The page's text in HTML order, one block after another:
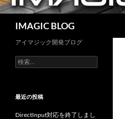
プ
IMAGIC BLOG
アイマジック開発ブログ
検
索:
最近の投稿
DirectInput対応を終了しまし